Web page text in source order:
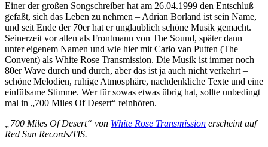
Facebook
to
clipboard
via
eMail
Einer der großen Songschreiber hat am 26.04.1999 den Entschluß
gefaßt, sich das Leben zu nehmen – Adrian Borland ist sein Name,
und seit Ende der 70er hat er unglaublich schöne Musik gemacht.
Seinerzeit vor allen als Frontmann von The Sound, später dann
unter eigenem Namen und wie hier mit Carlo van Putten (The
Convent) als White Rose Transmission. Die Musik ist immer noch
80er Wave durch und durch, aber das ist ja auch nicht verkehrt –
schöne Melodien, ruhige Atmosphäre, nachdenkliche Texte und eine
einfülsame Stimme. Wer für sowas etwas übrig hat, sollte unbedingt
mal in „700 Miles Of Desert“ reinhören.
„700 Miles Of Desert“ von White Rose Transmission erscheint auf
Red Sun Records/TIS.